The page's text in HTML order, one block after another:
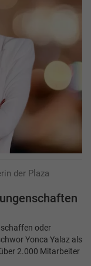
der Plaza
schaffen oder
Yonca Yalaz als
2.000 Mitarbeiter